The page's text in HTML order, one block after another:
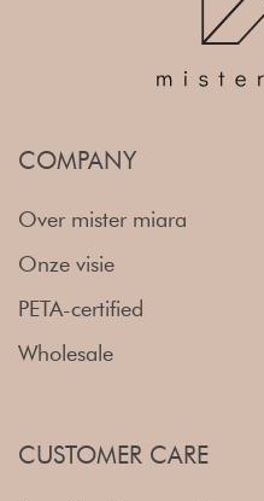
COMPANY
Over mister miara
Onze visie
PETA-certified
Wholesale
CUSTOMER CARE